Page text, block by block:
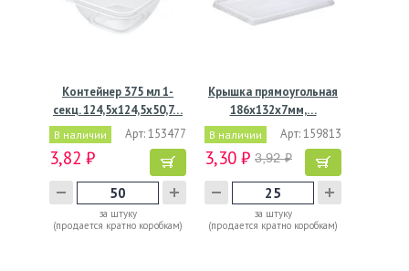
Контейнер 375 мл 1-
секц. 124,5х124,5х50,7…
В наличии Арт: 153477
3,82 ₽
за штуку
(продается кратно коробкам)
Крышка прямоугольная
186x132х7мм,…
В наличии Арт: 159813
3,30 ₽ 3,92 ₽
за штуку
(продается кратно коробкам)